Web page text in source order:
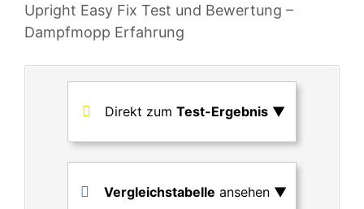
Upright Easy Fix Test und Bewertung –
Dampfmopp Erfahrung
Direkt zum Test-Ergebnis ▼
Vergleichstabelle ansehen ▼